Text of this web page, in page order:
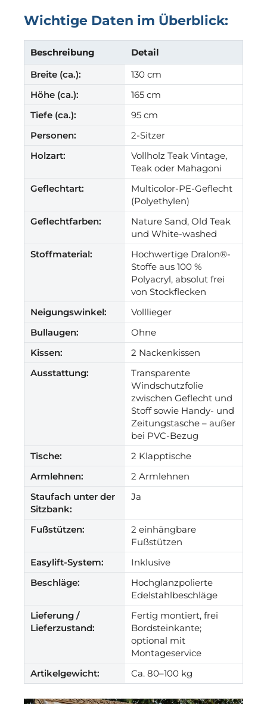
Wichtige Daten im Überblick:
Beschreibung
Detail
Breite (ca.):
130 cm
Höhe (ca.):
165 cm
Tiefe (ca.):
95 cm
Personen:
2-Sitzer
Holzart:
Vollholz Teak Vintage,
Teak oder Mahagoni
Geflechtart:
Multicolor-PE-Geflecht
(Polyethylen)
Geflechtfarben:
Nature Sand, Old Teak
und White-washed
Stoffmaterial:
Hochwertige Dralon®-
Stoffe aus 100 %
Polyacryl, absolut frei
von Stockflecken
Neigungswinkel:
Volllieger
Bullaugen:
Ohne
Kissen:
2 Nackenkissen
Ausstattung:
Transparente
Windschutzfolie
zwischen Geflecht und
Stoff sowie Handy- und
Zeitungstasche – außer
bei PVC-Bezug
Tische:
2 Klapptische
Armlehnen:
2 Armlehnen
Staufach unter der
Sitzbank:
Ja
Fußstützen:
2 einhängbare
Fußstützen
Easylift-System:
Inklusive
Beschläge:
Hochglanzpolierte
Edelstahlbeschläge
Lieferung /
Lieferzustand:
Fertig montiert, frei
Bordsteinkante;
optional mit
Montageservice
Artikelgewicht:
Ca. 80–100 kg